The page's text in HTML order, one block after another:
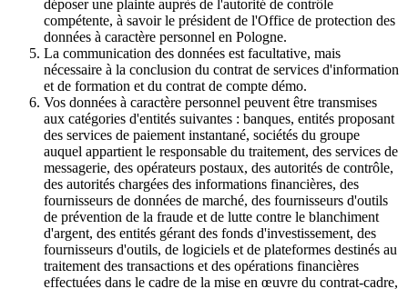
déposer une plainte auprès de l'autorité de contrôle
compétente, à savoir le président de l'Office de protection des
données à caractère personnel en Pologne.
La communication des données est facultative, mais
nécessaire à la conclusion du contrat de services d'information
et de formation et du contrat de compte démo.
Vos données à caractère personnel peuvent être transmises
aux catégories d'entités suivantes : banques, entités proposant
des services de paiement instantané, sociétés du groupe
auquel appartient le responsable du traitement, des services de
messagerie, des opérateurs postaux, des autorités de contrôle,
des autorités chargées des informations financières, des
fournisseurs de données de marché, des fournisseurs d'outils
de prévention de la fraude et de lutte contre le blanchiment
d'argent, des entités gérant des fonds d'investissement, des
fournisseurs d'outils, de logiciels et de plateformes destinés au
traitement des transactions et des opérations financières
effectuées dans le cadre de la mise en œuvre du contrat-cadre,